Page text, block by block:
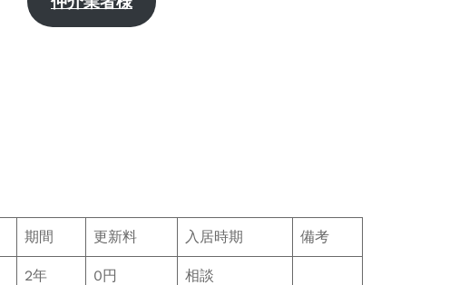
期間 更新料 入居時期 備考
2年 0円 相談